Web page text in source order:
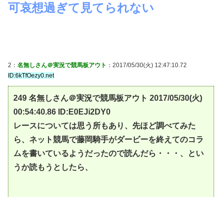
可哀想過ぎて見てられない
2： 名無しさん＠実況で競馬板アウト ：2017/05/30(火) 12:47:10.72
ID:6kTfOezy0.net
249 名無しさん＠実況で競馬板アウト 2017/05/30(火)
00:54:40.86 ID:E0EJi2DY0
レースについては思う所もあり、先ほど調べてみた
ら、ネット競馬で藤岡騎手がダービーを終えてのコラ
ムを書いているようだったので読んだら・・・、とい
うか読もうとしたら、